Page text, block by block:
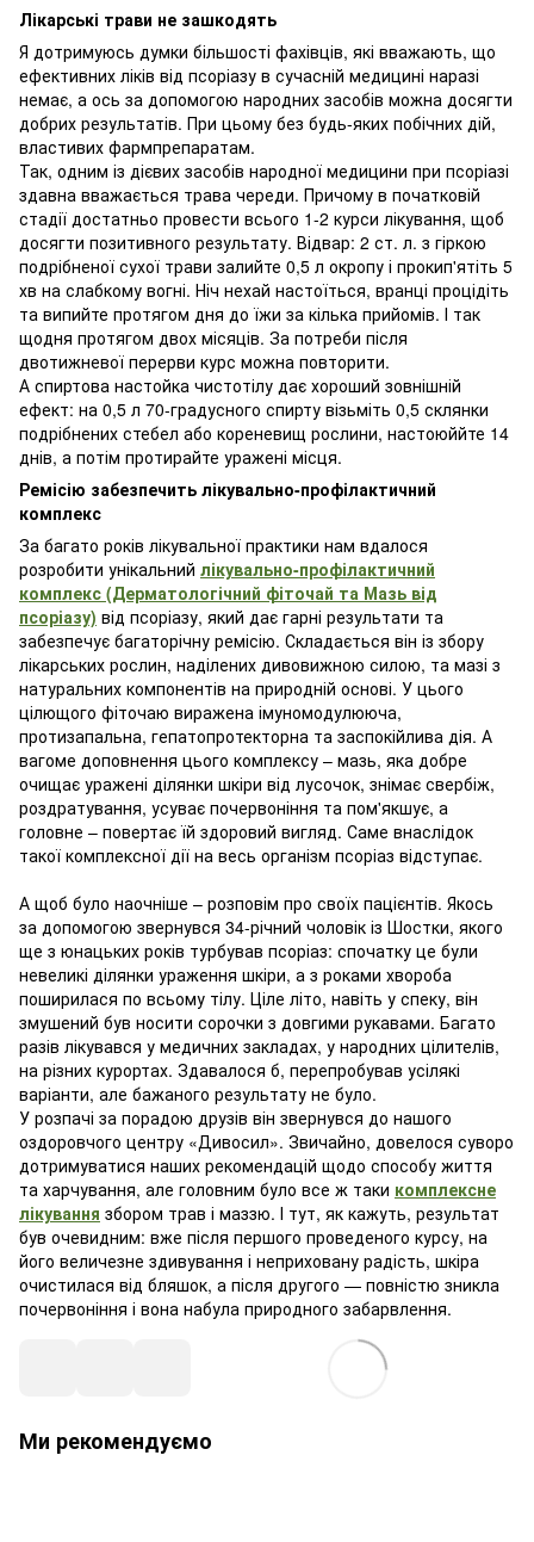
Лікарські трави не зашкодять
Я дотримуюсь думки більшості фахівців, які вважають, що
ефективних ліків від псоріазу в сучасній медицині наразі
немає, а ось за допомогою народних засобів можна досягти
добрих результатів. При цьому без будь-яких побічних дій,
властивих фармпрепаратам.
Так, одним із дієвих засобів народної медицини при псоріазі
здавна вважається трава череди. Причому в початковій
стадії достатньо провести всього 1-2 курси лікування, щоб
досягти позитивного результату. Відвар: 2 ст. л. з гіркою
подрібненої сухої трави залийте 0,5 л окропу і прокип'ятіть 5
хв на слабкому вогні. Ніч нехай настоїться, вранці процідіть
та випийте протягом дня до їжи за кілька прийомів. І так
щодня протягом двох місяців. За потреби після
двотижневої перерви курс можна повторити.
А спиртова настойка чистотілу дає хороший зовнішній
ефект: на 0,5 л 70-градусного спирту візьміть 0,5 склянки
подрібнених стебел або кореневищ рослини, настоюййте 14
днів, а потім протирайте уражені місця.
Ремісію забезпечить лікувально-профілактичний
комплекс
За багато років лікувальної практики нам вдалося
розробити унікальний лікувально-профілактичний
комплекс (Дерматологічний фіточай та Мазь від
псоріазу) від псоріазу, який дає гарні результати та
забезпечує багаторічну ремісію. Складається він із збору
лікарських рослин, наділених дивовижною силою, та мазі з
натуральних компонентів на природній основі. У цього
цілющого фіточаю виражена імуномодулююча,
протизапальна, гепатопротекторна та заспокійлива дія. А
вагоме доповнення цього комплексу – мазь, яка добре
очищає уражені ділянки шкіри від лусочок, знімає свербіж,
роздратування, усуває почервоніння та пом'якшує, а
головне – повертає їй здоровий вигляд. Саме внаслідок
такої комплексної дії на весь організм псоріаз відступає.
А щоб було наочніше – розповім про своїх пацієнтів. Якось
за допомогою звернувся 34-річний чоловік із Шостки, якого
ще з юнацьких років турбував псоріаз: спочатку це були
невеликі ділянки ураження шкіри, а з роками хвороба
поширилася по всьому тілу. Ціле літо, навіть у спеку, він
змушений був носити сорочки з довгими рукавами. Багато
разів лікувався у медичних закладах, у народних цілителів,
на різних курортах. Здавалося б, перепробував усілякі
варіанти, але бажаного результату не було.
У розпачі за порадою друзів він звернувся до нашого
оздоровчого центру «Дивосил». Звичайно, довелося суворо
дотримуватися наших рекомендацій щодо способу життя
та харчування, але головним було все ж таки комплексне
лікування збором трав і маззю. І тут, як кажуть, результат
був очевидним: вже після першого проведеного курсу, на
його величезне здивування і неприховану радість, шкіра
очистилася від бляшок, а після другого — повністю зникла
почервоніння і вона набула природного забарвлення.
Ми рекомендуємо